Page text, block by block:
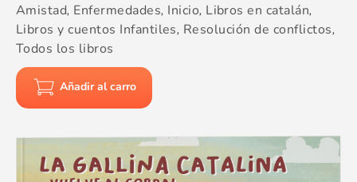
Amistad, Enfermedades, Inicio, Libros en catalán,
Libros y cuentos Infantiles, Resolución de conflictos,
Todos los libros
Añadir al carro